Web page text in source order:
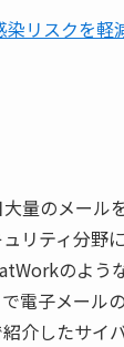
リスクを軽
量のメール
リティ分野
のよう
電子メール
介したサイ